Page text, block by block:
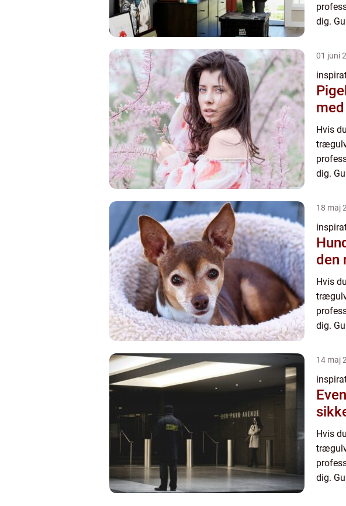
dig.
01 juni
Hvis
dig.
18 maj
den
Hvis
dig.
14 maj
Hvis
dig.